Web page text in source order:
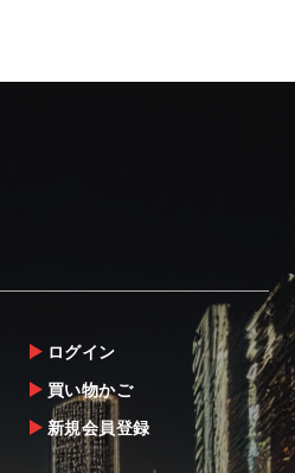
ログイン
買い物かご
新規会員登録